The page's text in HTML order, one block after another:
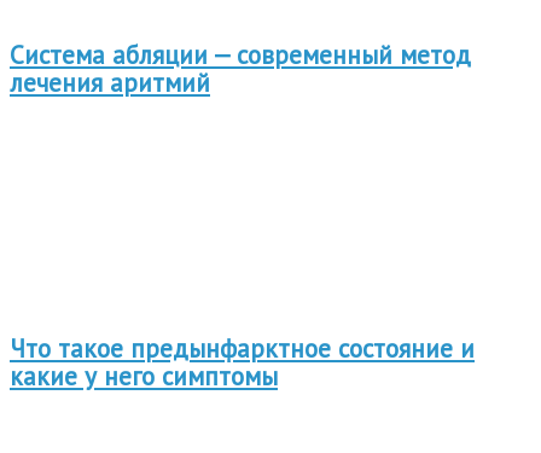
Система абляции — современный метод
лечения аритмий
Что такое предынфарктное состояние и
какие у него симптомы